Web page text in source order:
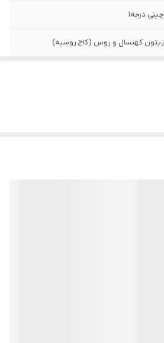
چینی درجه1
زیتون کهنسال و روس (کاج روسیه)